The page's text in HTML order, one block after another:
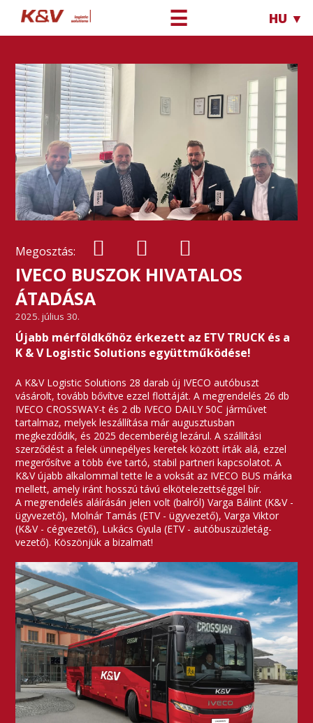
☰ HU ▼
Megosztás:
IVECO BUSZOK HIVATALOS
ÁTADÁSA
2025. július 30.
Újabb mérföldkőhöz érkezett az ETV TRUCK és a
K & V Logistic Solutions együttműködése!
A K&V Logistic Solutions 28 darab új IVECO autóbuszt
vásárolt, tovább bővítve ezzel flottáját. A megrendelés 26 db
IVECO CROSSWAY-t és 2 db IVECO DAILY 50C járművet
tartalmaz, melyek leszállítása már augusztusban
megkezdődik, és 2025 decemberéig lezárul. A szállítási
szerződést a felek ünnepélyes keretek között írták alá, ezzel
megerősítve a több éve tartó, stabil partneri kapcsolatot. A
K&V újabb alkalommal tette le a voksát az IVECO BUS márka
mellett, amely iránt hosszú távú elkötelezettséggel bír.
A megrendelés aláírásán jelen volt (balról) Varga Bálint (K&V -
ügyvezető), Molnár Tamás (ETV - ügyvezető), Varga Viktor
(K&V - cégvezető), Lukács Gyula (ETV - autóbuszüzletág-
vezető). Köszönjük a bizalmat!